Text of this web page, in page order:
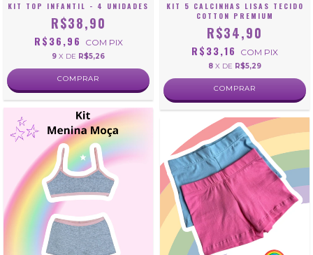
KIT TOP INFANTIL - 4 UNIDADES
R$38,90
R$36,96 COM PIX
9 X DE R$5,26
COMPRAR
KIT 5 CALCINHAS LISAS TECIDO
COTTON PREMIUM
R$34,90
R$33,16 COM PIX
8 X DE R$5,29
COMPRAR